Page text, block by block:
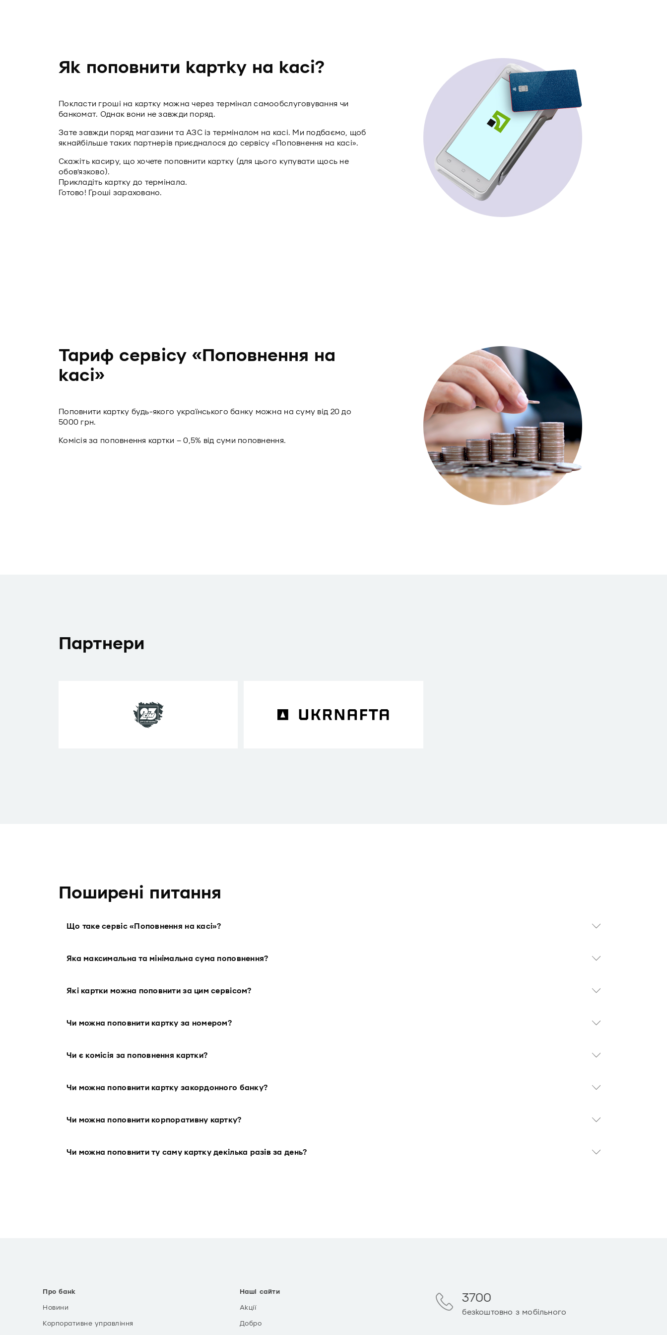
Як поповнити картку на касі?
Покласти гроші на картку можна через термінал самообслуговування чи
банкомат. Однак вони не завжди поряд.
Зате завжди поряд магазини та АЗС із терміналом на касі. Ми подбаємо, щоб
якнайбільше таких партнерів приєдналося до сервісу «Поповнення на касі».
Скажіть касиру, що хочете поповнити картку (для цього купувати щось не
обов’язково).
Прикладіть картку до термінала.
Готово! Гроші зараховано.
Тариф сервісу «Поповнення на
касі»
Поповнити картку будь-якого українського банку можна на суму від 20 до
5000 грн.
Комісія за поповнення картки – 0,5% від суми поповнення.
Партнери
Поширенi питання
Що таке сервіс «Поповнення на касі»?
Яка максимальна та мінімальна сума поповнення?
Які картки можна поповнити за цим сервісом?
Чи можна поповнити картку за номером?
Чи є комісія за поповнення картки?
Чи можна поповнити картку закордонного банку?
Чи можна поповнити корпоративну картку?
Чи можна поповнити ту саму картку декілька разів за день?
Про банк
Новини
Корпоративне управління
Наші сайти
Акції
Добро
3700
безкоштовно з мобільного